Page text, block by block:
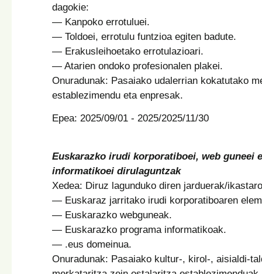
dagokie:
— Kanpoko errotuluei.
— Toldoei, errotulu funtzioa egiten badute.
— Erakusleihoetako errotulazioari.
— Atarien ondoko profesionalen plakei.
Onuradunak: Pasaiako udalerrian kokatutako
establezimendu eta enpresak.
Epea: 2025/09/01 - 2025/2025/11/30
Euskarazko irudi korporatiboei, web guneei
informatikoei dirulaguntzak
Xedea: Diruz lagunduko diren jarduerak/
— Euskaraz jarritako irudi korporatiboaren
— Euskarazko webguneak.
— Euskarazko programa informatikoak.
— .eus domeinua.
Onuradunak: Pasaiako kultur-, kirol-, aisialdi-